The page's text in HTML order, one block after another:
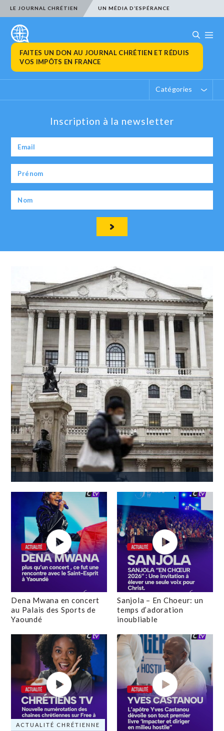
LE JOURNAL CHRÉTIEN UN MÉDIA D’ESPÉRANCE
FAITES UN DON AU JOURNAL CHRÉTIEN ET RÉDUIS
VOS IMPÔTS EN FRANCE
Catégories
Inscription à la newsletter
Dena Mwana en concert
au Palais des Sports de
Yaoundé
Sanjola – En Choeur: un
temps d’adoration
inoubliable
ACTUALITÉ CHRÉTIENNE